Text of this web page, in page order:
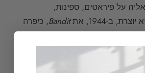
על פיראטים, ספינות,
ב-1944, את
Bandit, כיפרה
עורנית שבה היא מעזה להכניס 1% ממולקולת ה-Isobutyl